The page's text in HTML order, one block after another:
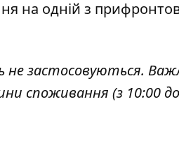
на одній з
не застосовуються.
споживання (з 10:00